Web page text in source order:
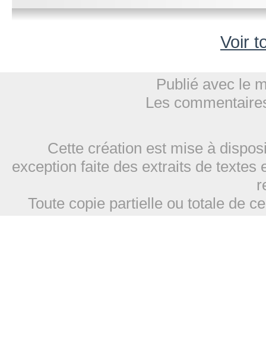
Voir
Publié avec le
Les
Cette création est mise à
exception faite des extraits de
Toute copie partielle ou totale de